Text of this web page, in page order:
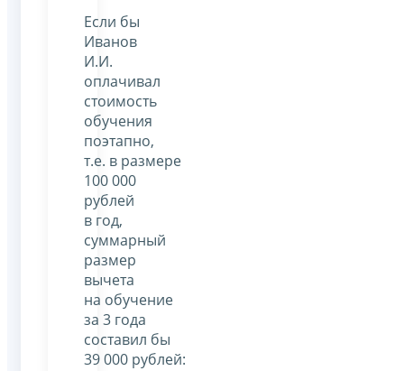
Если бы
Иванов
И.И.
оплачивал
стоимость
обучения
поэтапно,
т.е. в размере
100 000
рублей
в год,
суммарный
размер
вычета
на обучение
за 3 года
составил бы
39 000 рублей: